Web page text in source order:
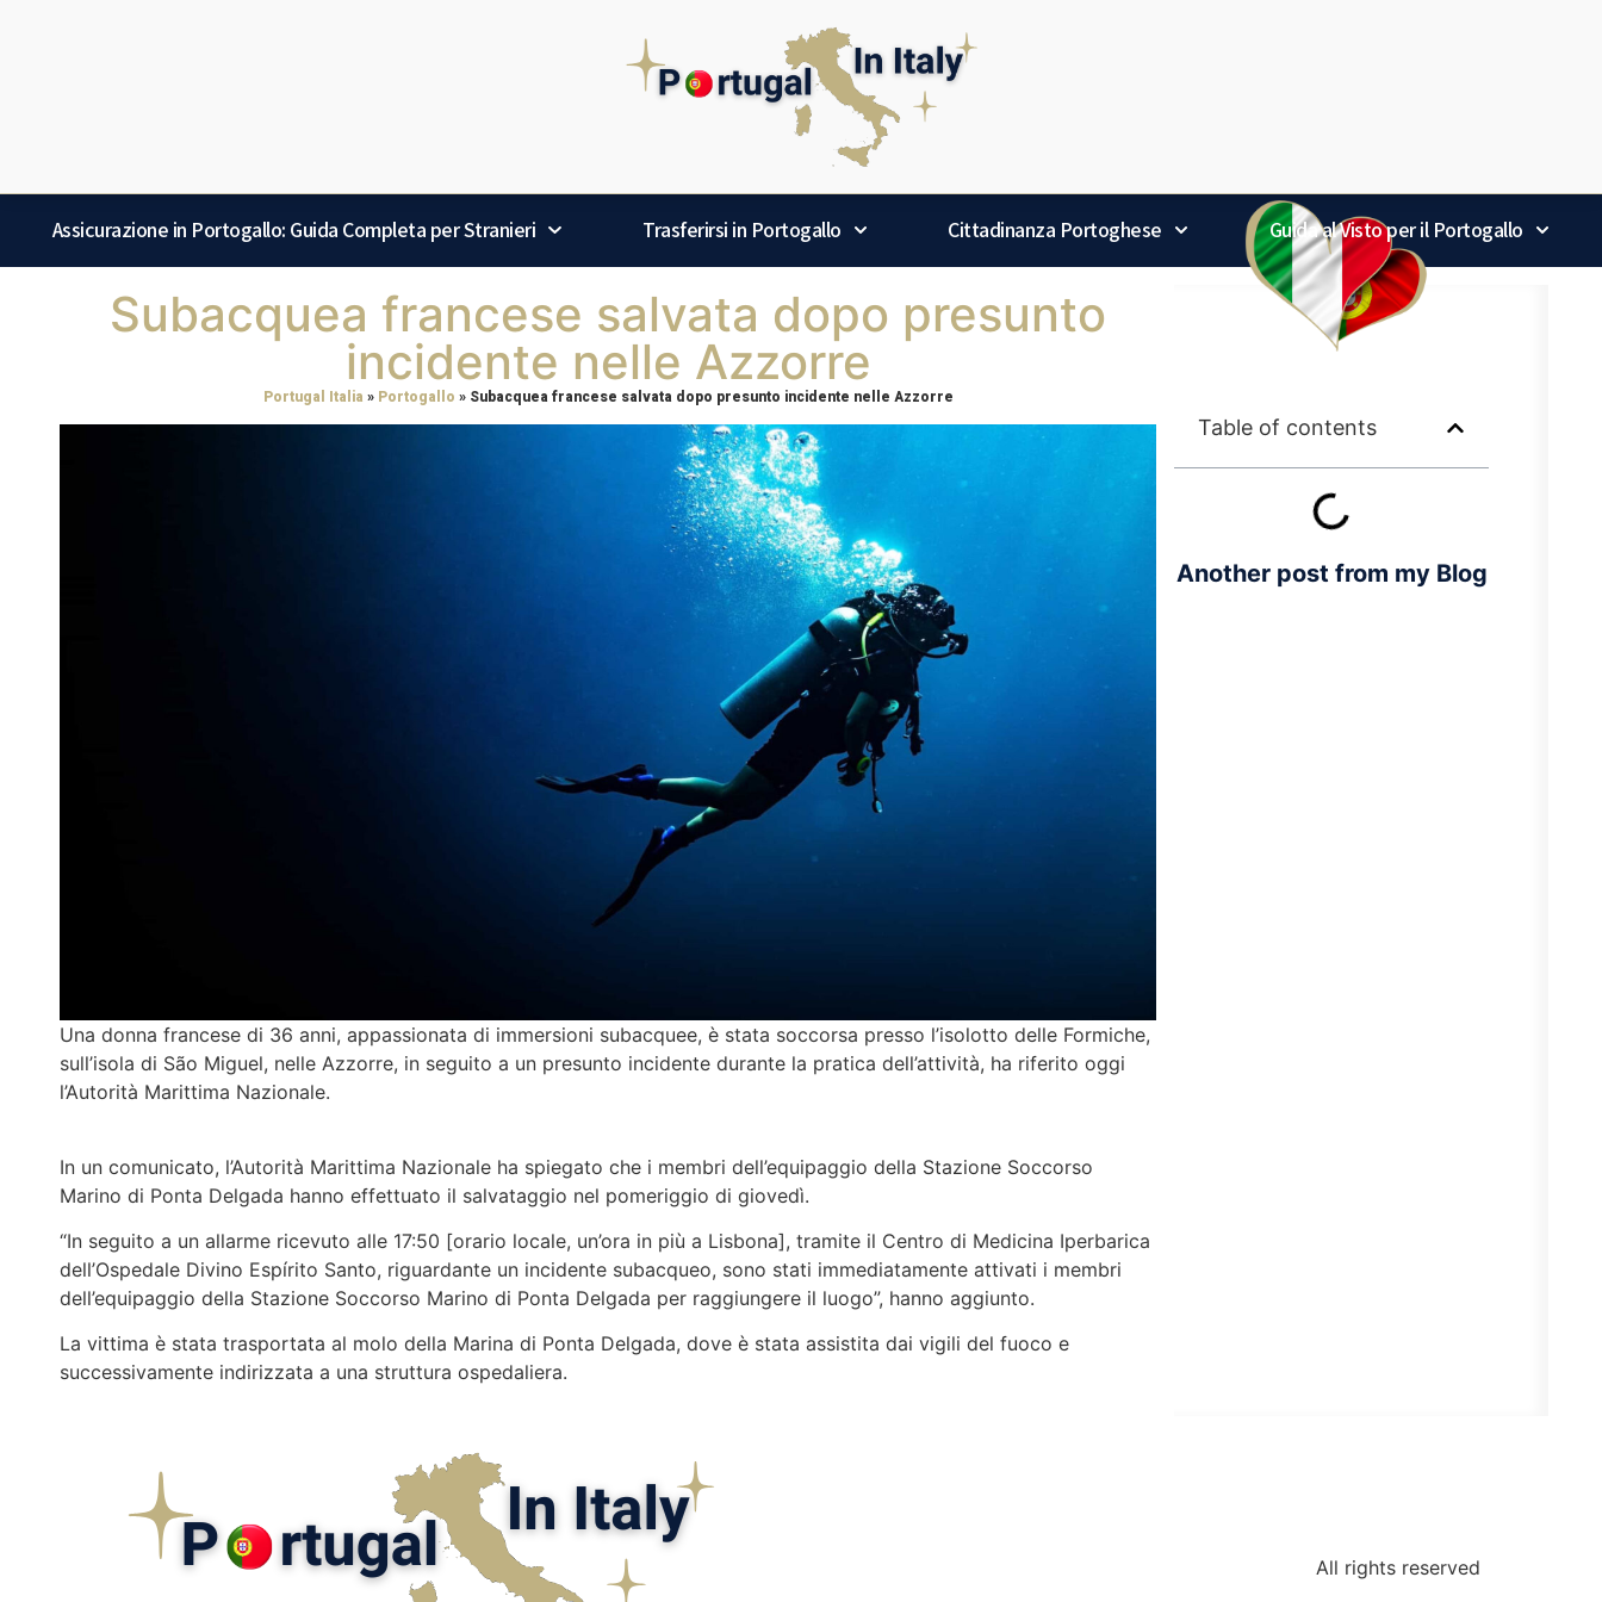
Assicurazione in Portogallo: Guida Completa per Stranieri Trasferirsi in Portogallo Cittadinanza Portoghese Guida al Visto per il Portogallo
Subacquea francese salvata dopo presunto
incidente nelle Azzorre
Portugal Italia » Portogallo » Subacquea francese salvata dopo presunto incidente nelle Azzorre
Una donna francese di 36 anni, appassionata di immersioni subacquee, è stata soccorsa presso l’isolotto delle Formiche,
sull’isola di São Miguel, nelle Azzorre, in seguito a un presunto incidente durante la pratica dell’attività, ha riferito oggi
l’Autorità Marittima Nazionale.
In un comunicato, l’Autorità Marittima Nazionale ha spiegato che i membri dell’equipaggio della Stazione Soccorso
Marino di Ponta Delgada hanno effettuato il salvataggio nel pomeriggio di giovedì.
“In seguito a un allarme ricevuto alle 17:50 [orario locale, un’ora in più a Lisbona], tramite il Centro di Medicina Iperbarica
dell’Ospedale Divino Espírito Santo, riguardante un incidente subacqueo, sono stati immediatamente attivati i membri
dell’equipaggio della Stazione Soccorso Marino di Ponta Delgada per raggiungere il luogo”, hanno aggiunto.
La vittima è stata trasportata al molo della Marina di Ponta Delgada, dove è stata assistita dai vigili del fuoco e
successivamente indirizzata a una struttura ospedaliera.
Table of contents
Another post from my Blog
All rights reserved